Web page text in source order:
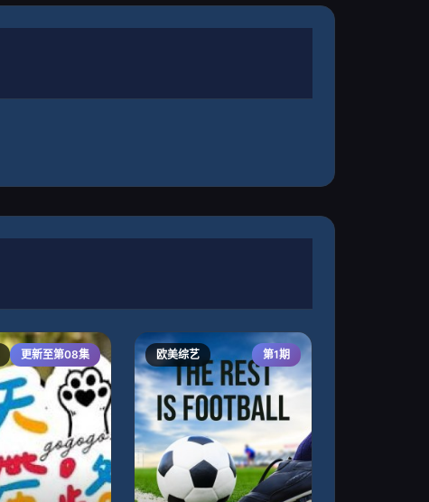
更新至第08集 欧美综艺 第1期